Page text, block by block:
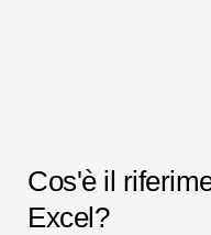
Cos'è il
Excel?